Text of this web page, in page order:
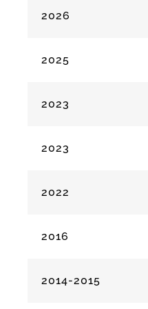
2026
2025
2023
2023
2022
2016
2014-2015